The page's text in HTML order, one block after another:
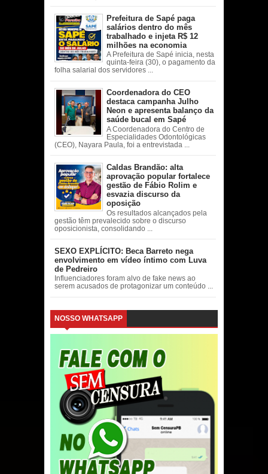
Prefeitura de Sapé paga
salários dentro do mês
trabalhado e injeta R$ 12
milhões na economia
A Prefeitura de Sapé inicia, nesta
quinta-feira (30), o pagamento da
folha salarial dos servidores ...
Coordenadora do CEO
destaca campanha Julho
Neon e apresenta balanço da
saúde bucal em Sapé
A Coordenadora do Centro de
Especialidades Odontológicas
(CEO), Nayara Paula, foi a entrevistada ...
Caldas Brandão: alta
aprovação popular fortalece
gestão de Fábio Rolim e
esvazia discurso da
oposição
Os resultados alcançados pela
gestão têm prevalecido sobre o discurso
oposicionista, consolidando ...
SEXO EXPLÍCITO: Beca Barreto nega
envolvimento em vídeo íntimo com Luva
de Pedreiro
Influenciadores foram alvo de fake news ao
serem acusados de protagonizar um conteúdo ...
NOSSO WHATSAPP